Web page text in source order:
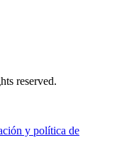
reserved.
y política de